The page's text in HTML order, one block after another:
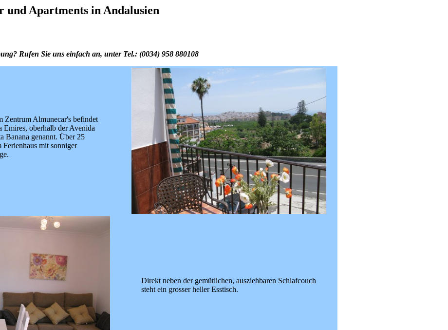
Apartments in Andalusien
Rufen Sie uns einfach an, unter Tel.: (0034) 958 880108
Zentrum Almunecar's befindet
Emires, oberhalb der Avenida
Banana genannt. Über 25
Ferienhaus mit sonniger
Direkt neben der gemütlichen, ausziehbaren Schlafcouch
steht ein grosser heller Esstisch.